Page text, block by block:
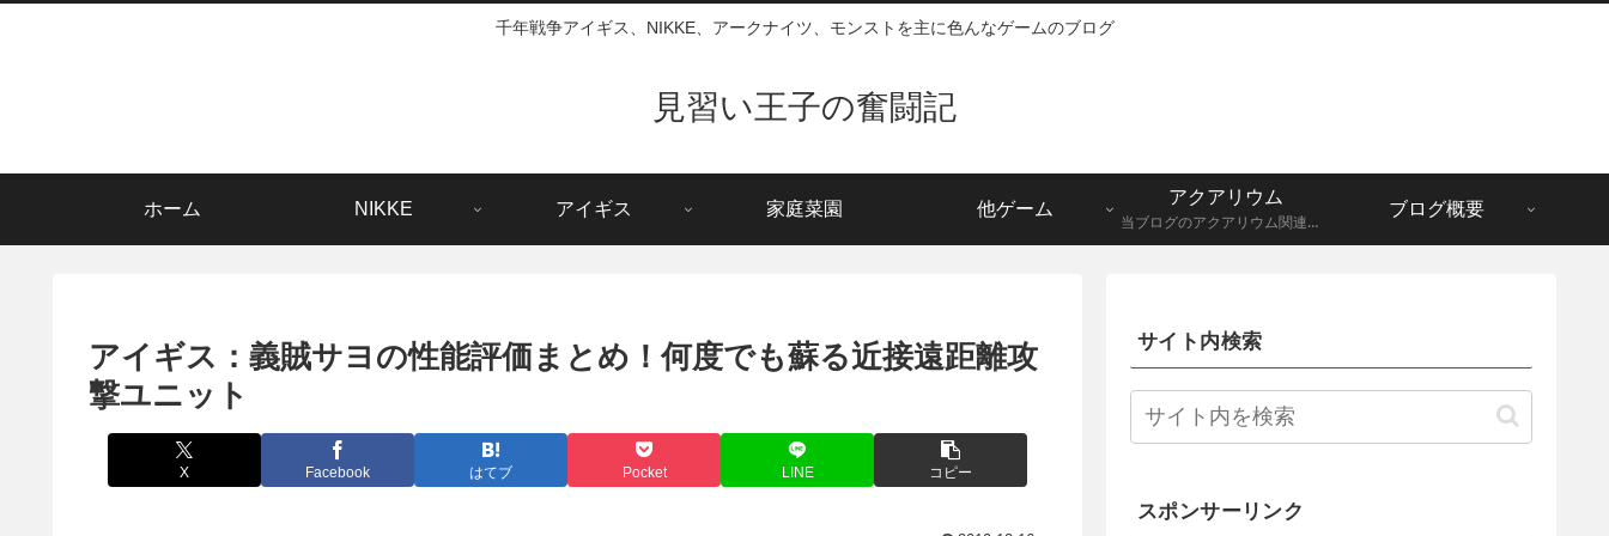
千年戦争アイギス、NIKKE、アークナイツ、モンストを主に色んなゲームのブログ
見習い王子の奮闘記
ホーム NIKKE アイギス 家庭菜園 他ゲーム
アクアリウム
当ブログのアクアリウム関連記事一覧になります。メダカ、グッピーなど。
ブログ概要
アイギス：義賊サヨの性能評価まとめ！何度でも蘇る近接遠距離攻
撃ユニット
X Facebook はてブ Pocket LINE コピー
サイト内検索
スポンサーリンク